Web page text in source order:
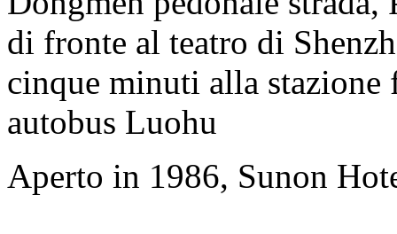
di fronte al teatro di
cinque minuti alla
autobus Luohu
Aperto in 1986, Sunon